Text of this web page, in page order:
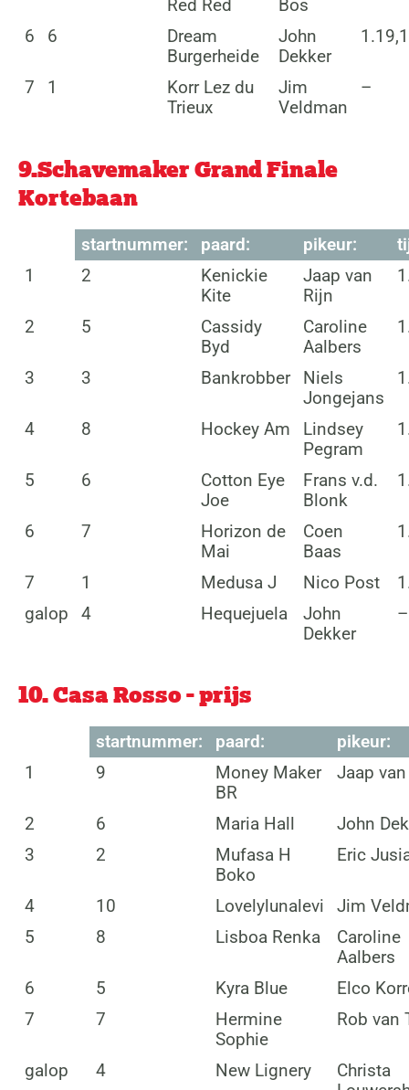
Red Red
Bos
6 6
Dream
Burgerheide
John
Dekker
1.19,1
7 1
Korr Lez du
Trieux
Jim
Veldman
–
9.Schavemaker Grand Finale
Kortebaan
startnummer: paard: pikeur:
1
2
Kenickie
Kite
Jaap van
Rijn
2 5
Cassidy
Byd
Caroline
Aalbers
3 3 Bankrobber
Niels
Jongejans
4 8 Hockey Am
Lindsey
Pegram
5 6
Cotton Eye
Joe
Frans v.d.
Blonk
6 7
Horizon de
Mai
Coen
Baas
7 1 Medusa J Nico Post
galop
4 Hequejuela
John
Dekker
–
10. Casa Rosso - prijs
startnummer: paard:
pikeur:
1
9
Money Maker
BR
Jaap
2 6 Maria Hall
John
3
2
Mufasa H
Boko
Eric
4 10 Lovelylunalevi
Jim
5
8 Lisboa Renka
Caroline
Aalbers
6
5 Kyra Blue
Elco
7
7
Hermine
Sophie
Rob van
galop 4 New Lignery
Christa